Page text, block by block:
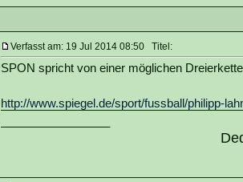
Verfasst am: 19 Jul 2014 08:50 Titel:
SPON spricht von einer möglichen
http://www.spiegel.de/sport/fussball/philipp-